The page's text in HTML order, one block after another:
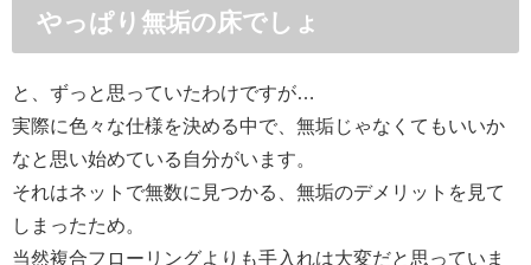
やっぱり無垢の床でしょ
と、ずっと思っていたわけですが…
実際に色々な仕様を決める中で、無垢じゃなくてもいいか
なと思い始めている自分がいます。
それはネットで無数に見つかる、無垢のデメリットを見て
しまったため。
当然複合フローリングよりも手入れは大変だと思っていま